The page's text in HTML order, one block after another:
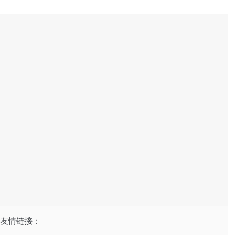
友情链接：